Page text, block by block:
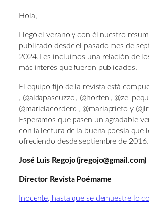
Hola,
Llegó el verano y con él nuestro
publicado desde el pasado mes de
2024. Les incluimos una relación de
más interés que fueron publicados.
El equipo fijo de la revista está
, @aldapascuzzo , @horten ,
@marielacordero , @mariaprieto y
Esperamos que pasen un agradable
con la lectura de la buena poesía que
ofreciendo desde septiembre de 2016.
José Luis Regojo (jregojo@gmail.com)
Director Revista Poémame
Inocente, hasta que se demuestre lo